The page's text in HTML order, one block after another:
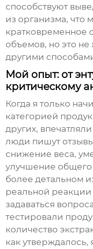
способствуют
из организма, что
объемов, но это
другими
Мой опыт: от
критическому
Когда я только
категорией
других,
люди пишут отзывы
снижение веса,
улучшение общего
более детальном
реальной реакции
задаваться
тестировали
количество
как